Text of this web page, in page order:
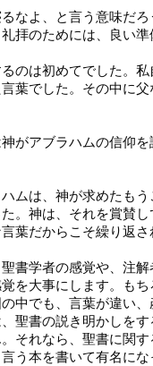
なよ、と言う意味だ
拝のためには、良い準
のは初めてでした。私
葉でした。その中に
がアブラハムの信仰を
ムは、神が求めたも
。神は、それを賞賛
葉だからこそ繰り返さ
書学者の感覚や、注解
を大事にします。も
中でも、言葉が違い
聖書の説き明かしを
それなら、聖書に関す
う本を書いて有名に